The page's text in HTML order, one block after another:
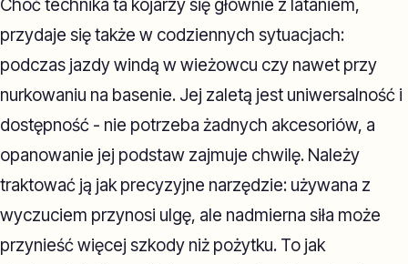
Choć technika ta kojarzy się głównie z lataniem,
przydaje się także w codziennych sytuacjach:
podczas jazdy windą w wieżowcu czy nawet przy
nurkowaniu na basenie. Jej zaletą jest uniwersalność i
dostępność - nie potrzeba żadnych akcesoriów, a
opanowanie jej podstaw zajmuje chwilę. Należy
traktować ją jak precyzyjne narzędzie: używana z
wyczuciem przynosi ulgę, ale nadmierna siła może
przynieść więcej szkody niż pożytku. To jak